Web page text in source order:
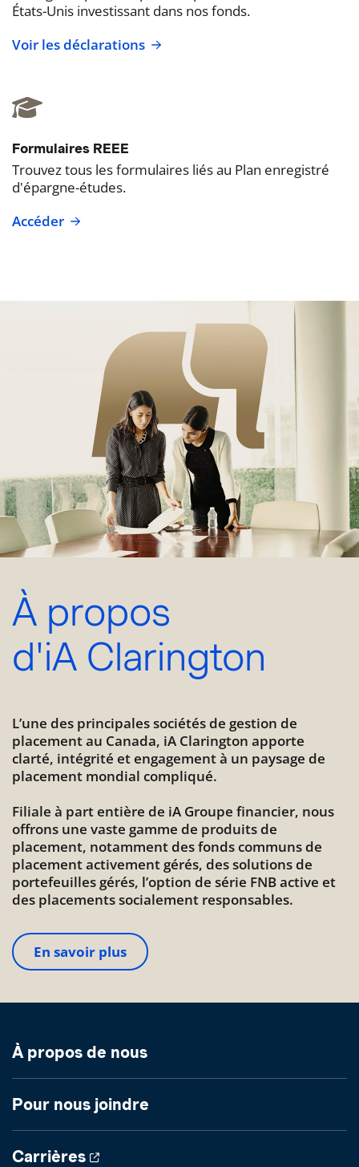
États-Unis investissant dans nos fonds.
Voir les déclarations
Formulaires REEE
Trouvez tous les formulaires liés au Plan enregistré
d'épargne-études.
Accéder
À propos
d'iA Clarington
L’une des principales sociétés de gestion de
placement au Canada, iA Clarington apporte
clarté, intégrité et engagement à un paysage de
placement mondial compliqué.
Filiale à part entière de iA Groupe financier, nous
offrons une vaste gamme de produits de
placement, notamment des fonds communs de
placement activement gérés, des solutions de
portefeuilles gérés, l’option de série FNB active et
des placements socialement responsables.
En savoir plus
À propos de nous
Pour nous joindre
Carrières